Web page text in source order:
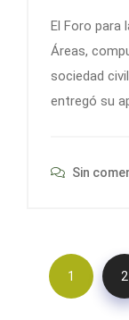
El Foro para
Áreas,
sociedad
entregó su
Sin
1 2